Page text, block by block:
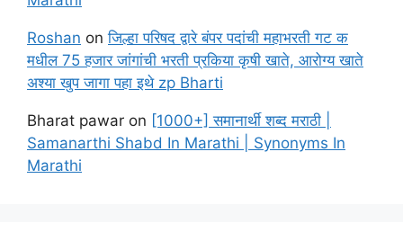
Roshan onजिल्हा परिषद द्वारे बंपर पदांची महाभरती गट क
मधील 75 हजार जांगांची भरती प्रकिया कृषी खाते, आरोग्य खाते
अश्या खुप जागा पहा इथे zp Bharti
Bharat pawar on [1000+] समानार्थी शब्द मराठी |
Samanarthi Shabd In Marathi | Synonyms In
Marathi